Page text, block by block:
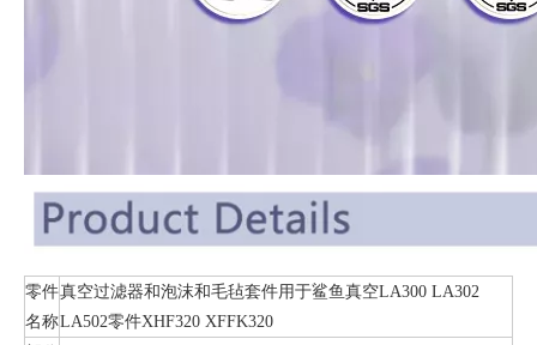
零件
名称
真空过滤器和泡沫和毛毡套件用于鲨鱼真空LA300 LA302
LA502零件XHF320 XFFK320